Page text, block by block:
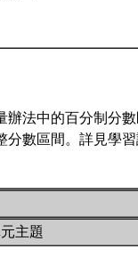
法中的百分制分
分數區間。詳見學
主題